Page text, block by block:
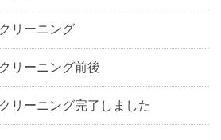
リーニング
リーニング前後
リーニング完了しました